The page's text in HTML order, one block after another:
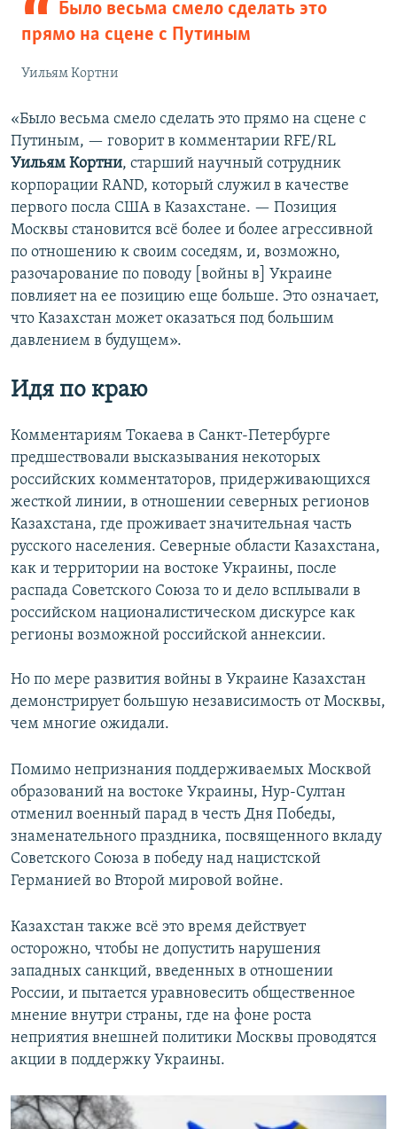
Было весьма смело сделать это
прямо на сцене с Путиным
Уильям Кортни
«Было весьма смело сделать это прямо на сцене с
Путиным, — говорит в комментарии RFE/RL
Уильям Кортни, старший научный сотрудник
корпорации RAND, который служил в качестве
первого посла США в Казахстане. — Позиция
Москвы становится всё более и более агрессивной
по отношению к своим соседям, и, возможно,
разочарование по поводу [войны в] Украине
повлияет на ее позицию еще больше. Это означает,
что Казахстан может оказаться под большим
давлением в будущем».
Идя по краю
Комментариям Токаева в Санкт-Петербурге
предшествовали высказывания некоторых
российских комментаторов, придерживающихся
жесткой линии, в отношении северных регионов
Казахстана, где проживает значительная часть
русского населения. Северные области Казахстана,
как и территории на востоке Украины, после
распада Советского Союза то и дело всплывали в
российском националистическом дискурсе как
регионы возможной российской аннексии.
Но по мере развития войны в Украине Казахстан
демонстрирует большую независимость от Москвы,
чем многие ожидали.
Помимо непризнания поддерживаемых Москвой
образований на востоке Украины, Нур-Султан
отменил военный парад в честь Дня Победы,
знаменательного праздника, посвященного вкладу
Советского Союза в победу над нацистской
Германией во Второй мировой войне.
Казахстан также всё это время действует
осторожно, чтобы не допустить нарушения
западных санкций, введенных в отношении
России, и пытается уравновесить общественное
мнение внутри страны, где на фоне роста
неприятия внешней политики Москвы проводятся
акции в поддержку Украины.